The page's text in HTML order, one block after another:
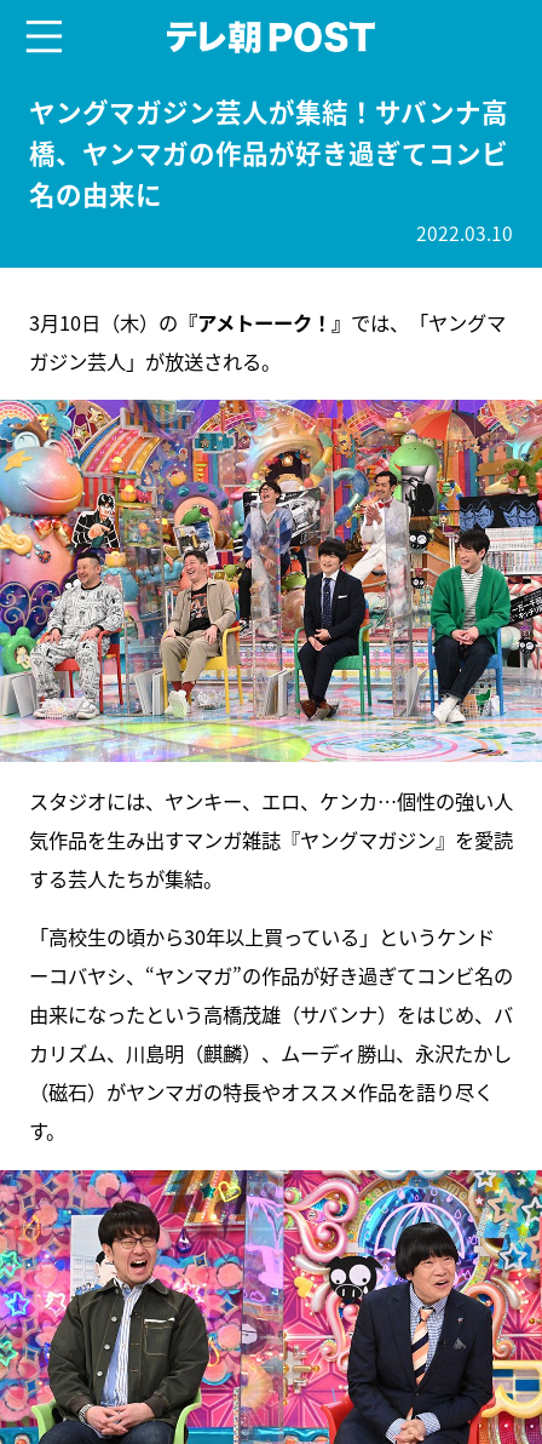
ヤングマガジン芸人が集結！サバンナ高
橋、ヤンマガの作品が好き過ぎてコンビ
名の由来に
2022.03.10
3月10日（木）の 『アメトーーク！』 では、「ヤングマ
ガジン芸人」が放送される。
スタジオには、ヤンキー、エロ、ケンカ…個性の強い人
気作品を生み出すマンガ雑誌『ヤングマガジン』を愛読
する芸人たちが集結。
「高校生の頃から30年以上買っている」というケンド
ーコバヤシ、“ヤンマガ”の作品が好き過ぎてコンビ名の
由来になったという高橋茂雄（サバンナ）をはじめ、バ
カリズム、川島明（麒麟）、ムーディ勝山、永沢たかし
（磁石）がヤンマガの特長やオススメ作品を語り尽く
す。